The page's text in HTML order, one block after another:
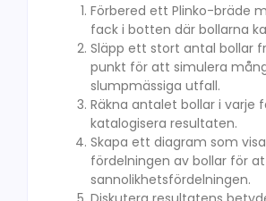
Förbered ett Plinko-bräde
fack i botten där bollarna
Släpp ett stort antal bollar
punkt för att simulera
slumpmässiga utfall.
Räkna antalet bollar i varje
katalogisera resultaten.
Skapa ett diagram som
fördelningen av bollar för
sannolikhetsfördelningen.